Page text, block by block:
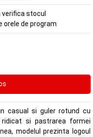
stocul
orele de program
casual si guler rotund cu
si pastrarea formei
modelul prezinta logoul